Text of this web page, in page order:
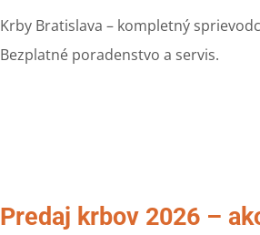
Krby Bratislava – kompletný
Bezplatné poradenstvo a servis.
Predaj krbov 2026 –